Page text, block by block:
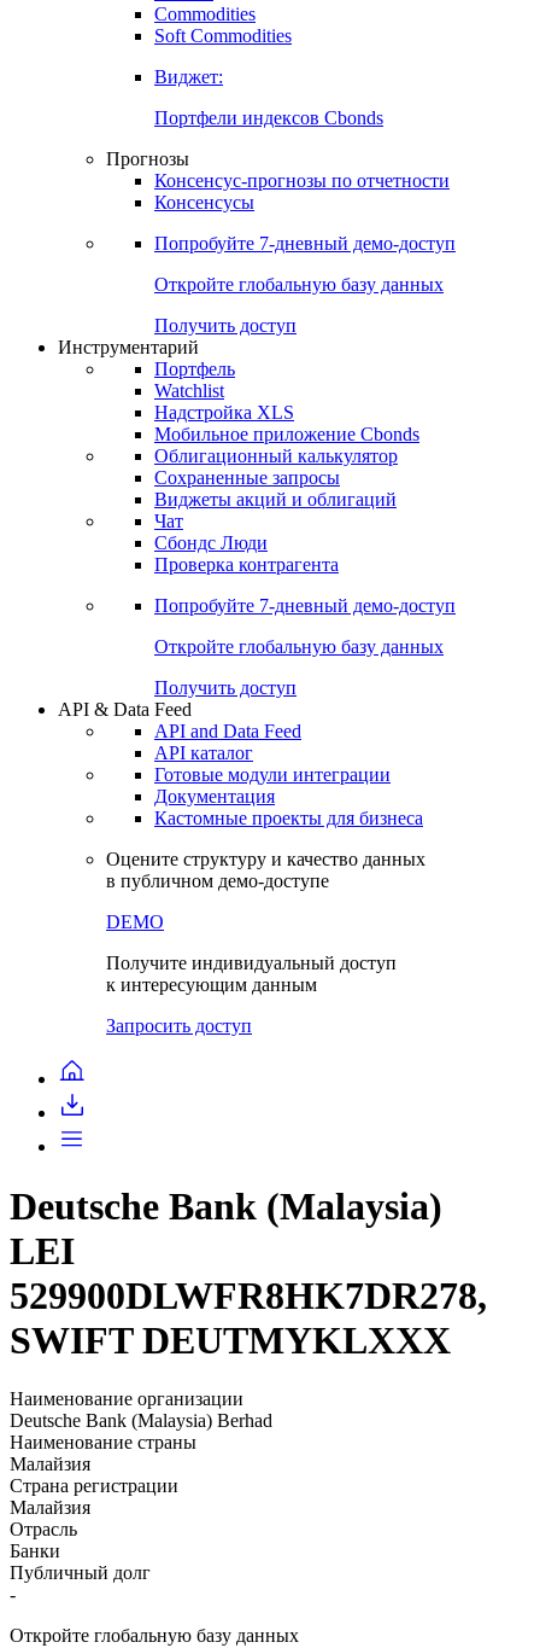
Commodities
Soft Commodities
Виджет:
Портфели индексов Cbonds
Прогнозы
Консенсус-прогнозы по отчетности
Консенсусы
Попробуйте 7-дневный демо-доступ
Откройте глобальную базу данных
Получить доступ
Инструментарий
Портфель
Watchlist
Надстройка XLS
Мобильное приложение Cbonds
Облигационный калькулятор
Сохраненные запросы
Виджеты акций и облигаций
Чат
Сбондс Люди
Проверка контрагента
Попробуйте 7-дневный демо-доступ
Откройте глобальную базу данных
Получить доступ
API & Data Feed
API and Data Feed
API каталог
Готовые модули интеграции
Документация
Кастомные проекты для бизнеса
Оцените структуру и качество данных
в публичном демо-доступе
DEMO
Получите индивидуальный доступ
к интересующим данным
Запросить доступ
Deutsche Bank (Malaysia)
LEI
529900DLWFR8HK7DR278,
SWIFT DEUTMYKLXXX
Наименование организации
Deutsche Bank (Malaysia) Berhad
Наименование страны
Малайзия
Страна регистрации
Малайзия
Отрасль
Банки
Публичный долг
-
Откройте глобальную базу данных